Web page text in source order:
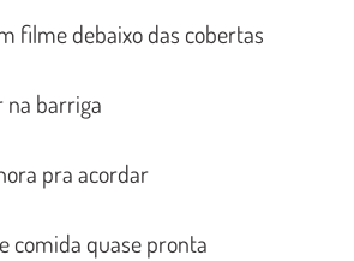
filme debaixo das cobertas
na barriga
pra acordar
comida quase pronta